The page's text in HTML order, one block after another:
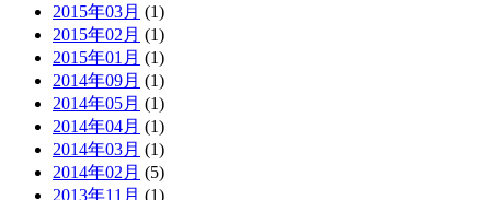
2015年03月 (1)
2015年02月 (1)
2015年01月 (1)
2014年09月 (1)
2014年05月 (1)
2014年04月 (1)
2014年03月 (1)
2014年02月 (5)
2013年11月 (1)